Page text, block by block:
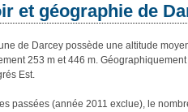
et géographie de
de Darcey possède une altitude
253 m et 446 m.
Est.
passées (année 2011 exclue), le